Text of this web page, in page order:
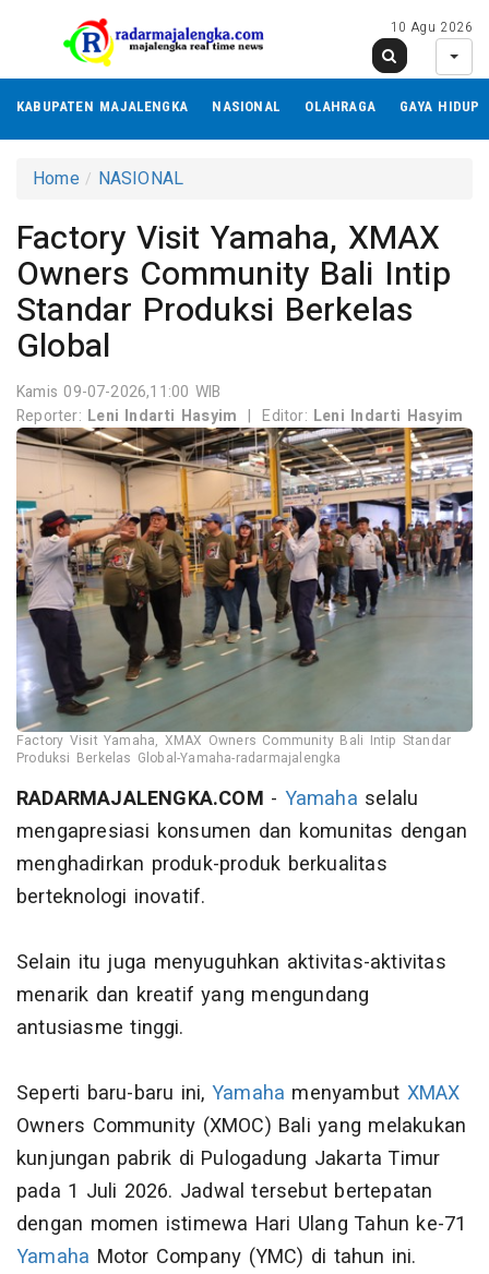
10 Agu 2026
KABUPATEN MAJALENGKA NASIONAL OLAHRAGA GAYA HIDUP
Home NASIONAL
Factory Visit Yamaha, XMAX
Owners Community Bali Intip
Standar Produksi Berkelas
Global
Kamis 09-07-2026,11:00 WIB
Reporter: Leni Indarti Hasyim | Editor: Leni Indarti Hasyim
Factory Visit Yamaha, XMAX Owners Community Bali Intip Standar
Produksi Berkelas Global-Yamaha-radarmajalengka
RADARMAJALENGKA.COM - Yamaha selalu
mengapresiasi konsumen dan komunitas dengan
menghadirkan produk-produk berkualitas
berteknologi inovatif.
Selain itu juga menyuguhkan aktivitas-aktivitas
menarik dan kreatif yang mengundang
antusiasme tinggi.
Seperti baru-baru ini, Yamaha menyambut XMAX
Owners Community (XMOC) Bali yang melakukan
kunjungan pabrik di Pulogadung Jakarta Timur
pada 1 Juli 2026. Jadwal tersebut bertepatan
dengan momen istimewa Hari Ulang Tahun ke-71
Yamaha Motor Company (YMC) di tahun ini.